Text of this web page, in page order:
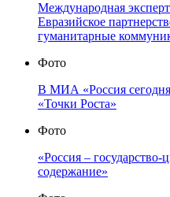
Международная
Евразийское
гуманитарные
Фото
В МИА «Россия
«Точки Роста»
Фото
«Россия –
содержание»